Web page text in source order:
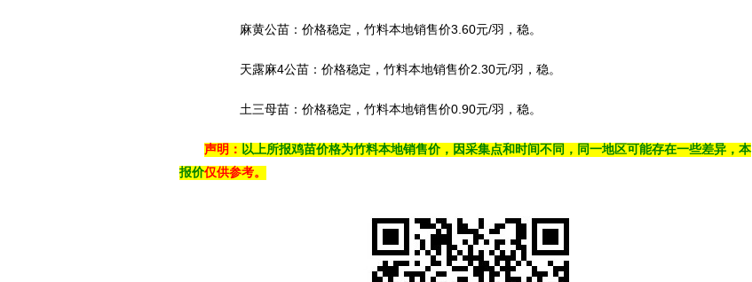
麻黄公苗：价格稳定，竹料本地销售价3.60元/羽，稳。
天露麻4公苗：价格稳定，竹料本地销售价2.30元/羽，稳。
土三母苗：价格稳定，竹料本地销售价0.90元/羽，稳。
声明： 以上所报鸡苗价格为竹料本地销售价，因采集点和时间不同，同一地区可能存在一些差异，本
报价仅供参考。